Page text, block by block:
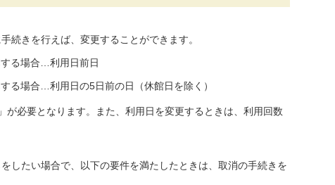
続きを行えば、変更することができます。
る場合…利用日前日
る場合…利用日の5日前の日（休館日を除く）
が必要となります。また、利用日を変更するときは、利用回数
したい場合で、以下の要件を満たしたときは、取消の手続きを